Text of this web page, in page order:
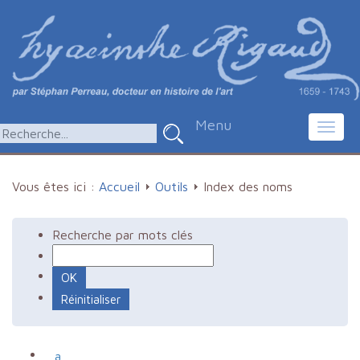
Menu
Vous êtes ici : Accueil Outils Index des noms
Recherche par mots clés
a